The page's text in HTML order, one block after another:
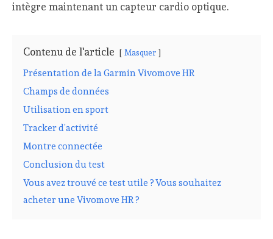
intègre maintenant un capteur cardio optique.
Contenu de l'article Masquer
Présentation de la Garmin Vivomove HR
Champs de données
Utilisation en sport
Tracker d’activité
Montre connectée
Conclusion du test
Vous avez trouvé ce test utile ? Vous souhaitez
acheter une Vivomove HR ?